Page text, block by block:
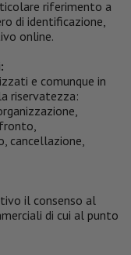
riferimento a
di identificazione,
online.
e comunque in
riservatezza:
cancellazione,
il consenso al
di cui al punto